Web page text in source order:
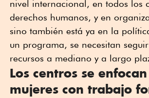
nivel internacional, en todos los
derechos humanos, y en
sino también está ya en la
un programa, se necesitan
recursos a mediano y a largo
Los centros se
mujeres con trabajo